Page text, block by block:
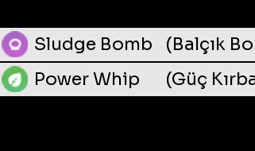
Sludge Bomb
(Balçık
Power Whip
(Güç